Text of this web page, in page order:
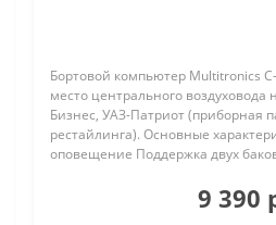
Бортовой компьютер Multitronics
место центрального воздуховода
Бизнес, УАЗ-Патриот (приборная
рестайлинга). Основные
оповещение Поддержка двух
9 390